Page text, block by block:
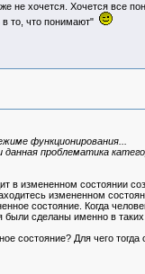
не хочется. Хочется все
в то, что понимают"
функционирования...
проблематика
в измененном состоянии
измененном
состояние. Когда
сделаны именно в
состояние? Для чего